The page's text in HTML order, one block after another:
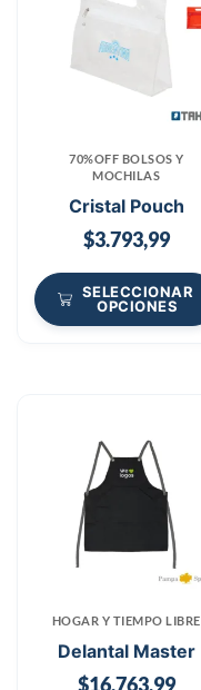
70%OFF BOLSOS Y
MOCHILAS
Cristal Pouch
$3.793,99
SELECCIONAR
OPCIONES
HOGAR Y TIEMPO LIBRE
Delantal Master
$16.763,99